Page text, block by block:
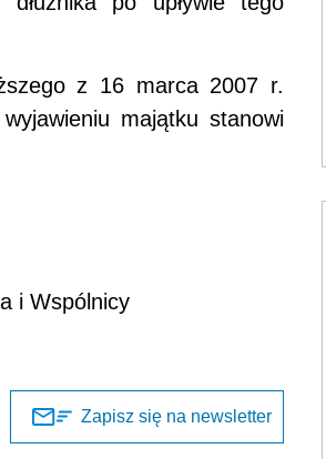
z 16 marca 2007 r.
majątku stanowi
i Wspólnicy
Zapisz się na newsletter